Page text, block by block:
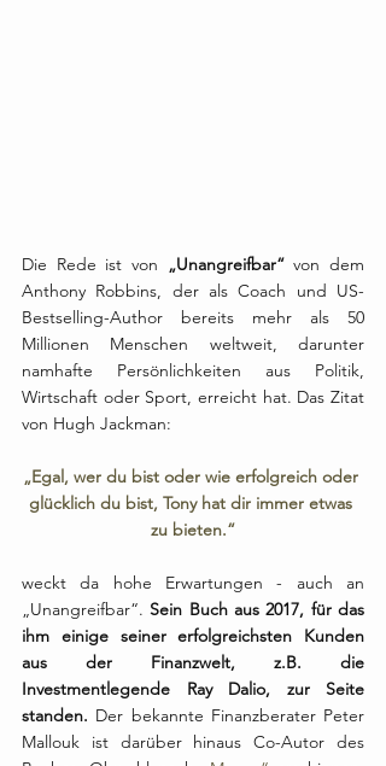
Die Rede ist von „Unangreifbar“ von dem
Anthony Robbins, der als Coach und US-
Bestselling-Author bereits mehr als 50
Millionen Menschen weltweit, darunter
namhafte Persönlichkeiten aus Politik,
Wirtschaft oder Sport, erreicht hat. Das Zitat
von Hugh Jackman:
„Egal, wer du bist oder wie erfolgreich oder
glücklich du bist, Tony hat dir immer etwas
zu bieten.“
weckt da hohe Erwartungen - auch an
„Unangreifbar“. Sein Buch aus 2017, für das
ihm einige seiner erfolgreichsten Kunden
aus der Finanzwelt, z.B. die
Investmentlegende Ray Dalio, zur Seite
standen. Der bekannte Finanzberater Peter
Mallouk ist darüber hinaus Co-Autor des